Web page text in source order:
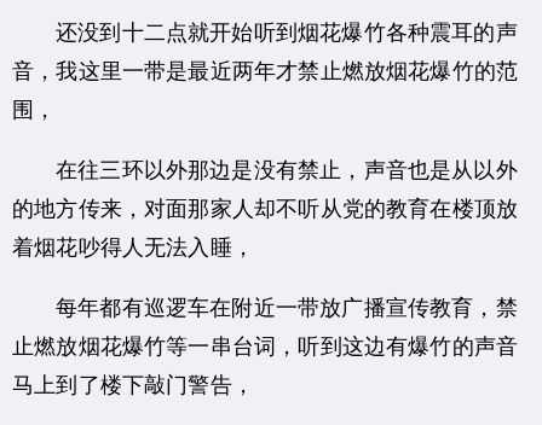
还没到十二点就开始听到烟花爆竹各种震耳的声
音，我这里一带是最近两年才禁止燃放烟花爆竹的范
围，
在往三环以外那边是没有禁止，声音也是从以外
的地方传来，对面那家人却不听从党的教育在楼顶放
着烟花吵得人无法入睡，
每年都有巡逻车在附近一带放广播宣传教育，禁
止燃放烟花爆竹等一串台词，听到这边有爆竹的声音
马上到了楼下敲门警告，